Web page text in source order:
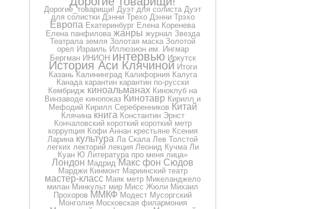
Дорогие_товарищи! Дуэт для солиста Дуэт
для солистки Дэнни Трехо Дэнни Трэхо
Европа Екатеринбург Елена Коренева
Елена панфилова жанры журнал Звезда
Театрала земля Золотая маска Золотой
орел Израиль Иллюзион им. Ингмар
Бергман ИНИОН интервью Иркутск
История Аси Клячиной Итоги
Казань Калининград Калифорния Калуга
Канада карантин карантин по-русски
Кембридж киноальманах Киноклуб на
Винзаводе кинопоказ Кинотавр Кирилл и
Мефодий Кирилл Серебренников Китай
Клячина книга Константин Эрнст
Кончаловский короткий короткий метр
коррупция Кофи Аннан крестьяне Ксения
Ларина культура Ла Скала Лев Толстой
легких лекторий лекция Леонид Кучма Ли
Куан Ю Литература про меня лица»
Лондон Мадрид Макс фон Сюдов
Марджи Кинмонт Мариинский театр
мастер-класс Маяк метр Микеланджело
милан Минкульт мир Мисс Жюли Михаил
Прохоров ММКФ Модест Мусоргский
Монголия Московская филармония